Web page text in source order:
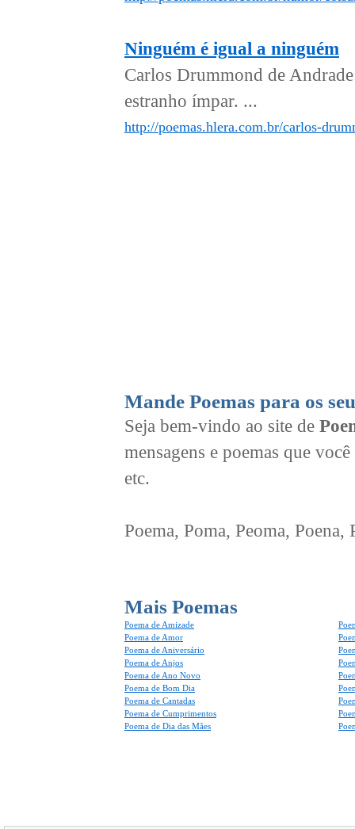
Ninguém é igual a ninguém
Carlos Drummond de
estranho ímpar. ...
http://poemas.hlera.com.br/carlos-
Mande Poemas para os
Seja bem-vindo ao site de
mensagens e poemas que
etc.
Poema, Poma, Peoma,
Mais Poemas
Poema de Amizade
Poema de Amor
Poema de Aniversário
Poema de Anjos
Poema de Ano Novo
Poema de Bom Dia
Poema de Cantadas
Poema de Cumprimentos
Poema de Dia das Mães